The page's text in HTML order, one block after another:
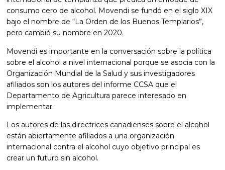
consumo cero de alcohol. Movendi se fundó en el siglo XIX
bajo el nombre de “La Orden de los Buenos Templarios”,
pero cambió su nombre en 2020.
Movendi es importante en la conversación sobre la política
sobre el alcohol a nivel internacional porque se asocia con la
Organización Mundial de la Salud y sus investigadores
afiliados son los autores del informe CCSA que el
Departamento de Agricultura parece interesado en
implementar.
Los autores de las directrices canadienses sobre el alcohol
están abiertamente afiliados a una organización
internacional contra el alcohol cuyo objetivo principal es
crear un futuro sin alcohol.